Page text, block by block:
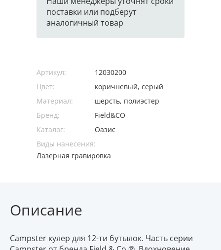
поставки или подберут
аналогичный товар
Артикул:
12030200
Цвет:
коричневый, серый
Материал:
шерсть, полиэстер
Бренд:
Field&CO
Каталог:
Оазис
Виды нанесения:
Лазерная гравировка
Описание
Campster кулер для 12-ти бутылок. Часть серии